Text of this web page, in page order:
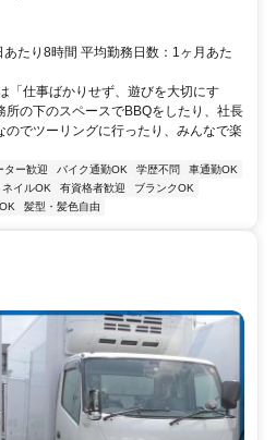
たり8時間 平均勤務日数：1ヶ月あた
「仕事ばかりせず、遊びを大切にす
所の下のスペースでBBQをしたり、社長
でツーリングに行ったり、みんなで楽
ター歓迎 バイク通勤OK 学歴不問
車通勤OK
ネイルOK 有資格者歓迎
ブランクOK
髪型・髪色自由